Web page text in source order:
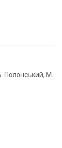
Полонський, М.